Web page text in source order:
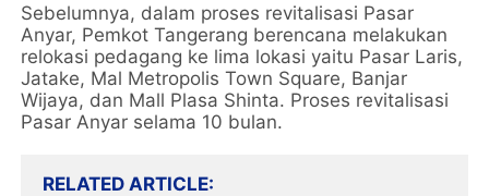
Sebelumnya, dalam proses revitalisasi Pasar
Anyar, Pemkot Tangerang berencana melakukan
relokasi pedagang ke lima lokasi yaitu Pasar Laris,
Jatake, Mal Metropolis Town Square, Banjar
Wijaya, dan Mall Plasa Shinta. Proses revitalisasi
Pasar Anyar selama 10 bulan.
RELATED ARTICLE